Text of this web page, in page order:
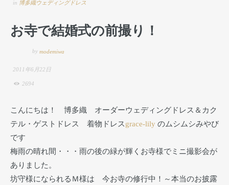
in 博多織ウェディングドレス
お寺で結婚式の前撮り！
by modemiwa
2011年6月22日
2694
こんにちは！ 博多織 オーダーウェディングドレス＆カク
テル・ゲストドレス 着物ドレスgrace-lily のムシムシみやび
です
梅雨の晴れ間・・・雨の後の緑が輝くお寺様でミニ撮影会が
ありました。
坊守様になられるＭ様は 今お寺の修行中！～本当のお披露